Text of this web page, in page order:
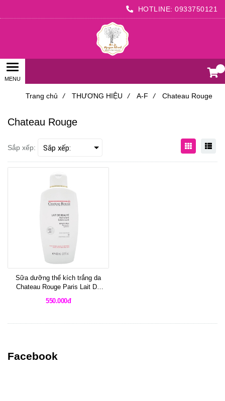
HOTLINE: 0933750121
Trang chủ / THƯƠNG HIỆU / A-F / Chateau Rouge
Chateau Rouge
Sắp xếp:
Sữa dưỡng thể kích trắng da
Chateau Rouge Paris Lait De
550.000đ
Facebook